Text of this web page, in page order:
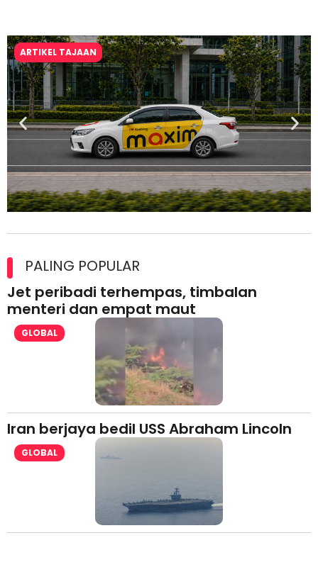
ARTIKEL TAJAAN
lesen separuh pertama 2026
PALING POPULAR
Jet peribadi terhempas, timbalan
menteri dan empat maut
GLOBAL
Iran berjaya bedil USS Abraham Lincoln
GLOBAL